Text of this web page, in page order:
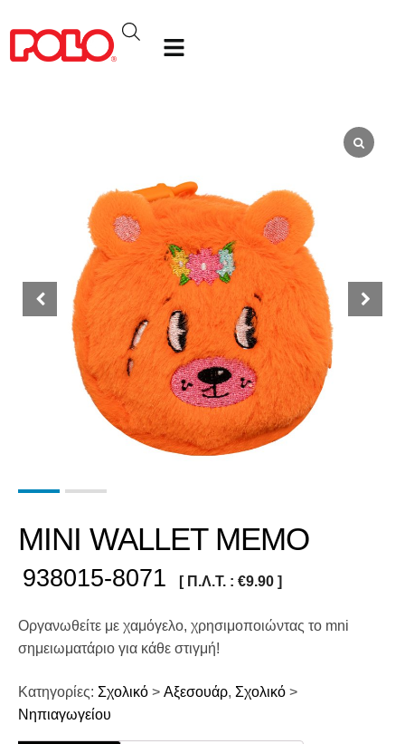
MINI WALLET MEMO
938015-8071 [ Π.Λ.Τ. : €9.90 ]
Οργανωθείτε με χαμόγελο, χρησιμοποιώντας το mni
σημειωματάριο για κάθε στιγμή!
Κατηγορίες: Σχολικό > Αξεσουάρ, Σχολικό >
Νηπιαγωγείου